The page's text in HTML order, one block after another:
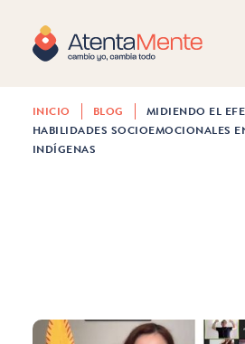
INICIO BLOG
MIDIENDO EL
HABILIDADES SOCIOEMOCIONALES
INDÍGENAS
ARTÍCULOS